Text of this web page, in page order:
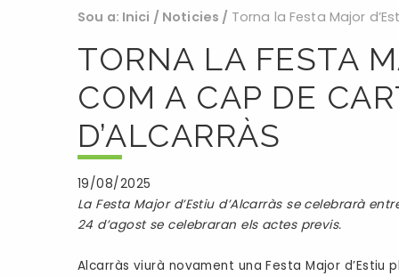
Sou a: Inici / Noticies / Torna la Festa Major
TORNA LA FESTA
COM A CAP DE
D’ALCARRÀS
19/08/2025
La Festa Major d’Estiu d’Alcarràs se celebrarà
24 d’agost se celebraran els actes previs.
Alcarràs viurà novament una Festa Major